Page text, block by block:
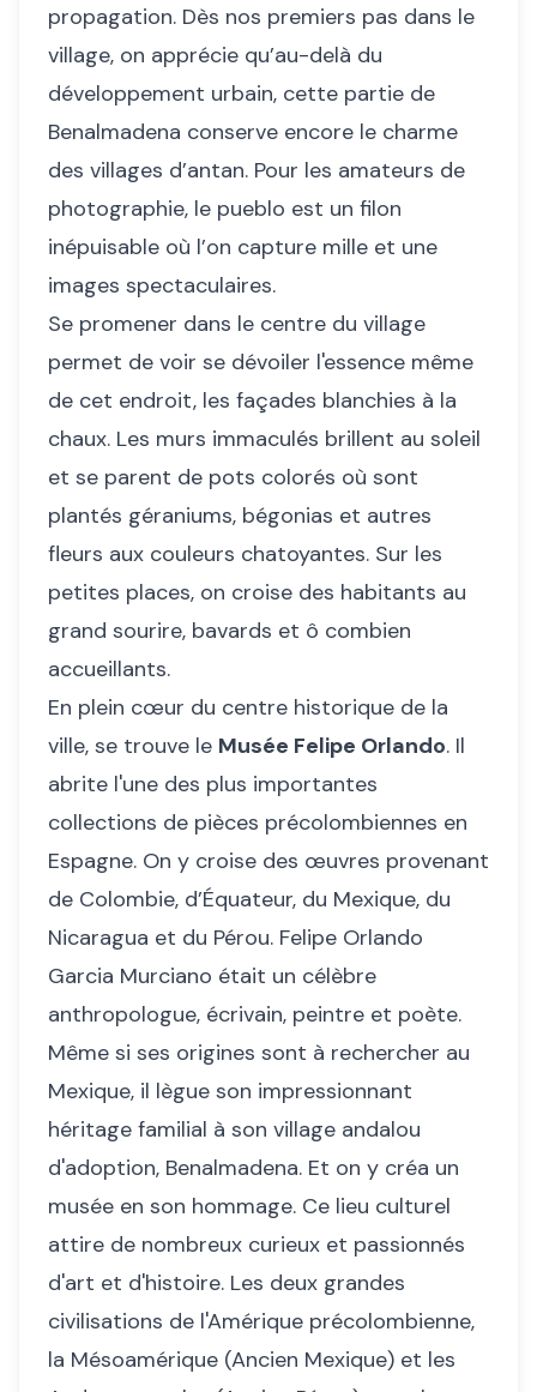
propagation. Dès nos premiers pas dans le
village, on apprécie qu’au-delà du
développement urbain, cette partie de
Benalmadena conserve encore le charme
des villages d’antan. Pour les amateurs de
photographie, le pueblo est un filon
inépuisable où l’on capture mille et une
images spectaculaires.
Se promener dans le centre du village
permet de voir se dévoiler l'essence même
de cet endroit, les façades blanchies à la
chaux. Les murs immaculés brillent au soleil
et se parent de pots colorés où sont
plantés géraniums, bégonias et autres
fleurs aux couleurs chatoyantes. Sur les
petites places, on croise des habitants au
grand sourire, bavards et ô combien
accueillants.
En plein cœur du centre historique de la
ville, se trouve le Musée Felipe Orlando. Il
abrite l'une des plus importantes
collections de pièces précolombiennes en
Espagne. On y croise des œuvres provenant
de Colombie, d’Équateur, du Mexique, du
Nicaragua et du Pérou. Felipe Orlando
Garcia Murciano était un célèbre
anthropologue, écrivain, peintre et poète.
Même si ses origines sont à rechercher au
Mexique, il lègue son impressionnant
héritage familial à son village andalou
d'adoption, Benalmadena. Et on y créa un
musée en son hommage. Ce lieu culturel
attire de nombreux curieux et passionnés
d'art et d'histoire. Les deux grandes
civilisations de l'Amérique précolombienne,
la Mésoamérique (Ancien Mexique) et les